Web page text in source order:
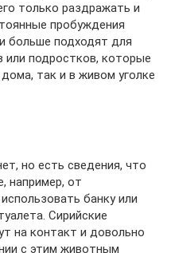
только раздражать и
пробуждения
больше подходят для
подростков, которые
так и в живом уголке
но есть сведения, что
например, от
банку или
Сирийские
на контакт и довольно
с этим животным